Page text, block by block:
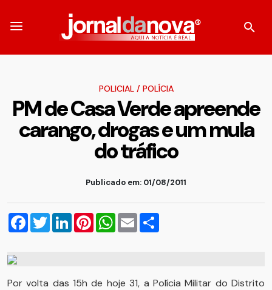
POLICIAL/ POLÍCIA
PM de Casa Verde apreende
carango, drogas e um mula
do tráfico
Publicado em: 01/08/2011
Facebook
TwitterLinkedInPinterestWhatsApp
Email
Por volta das 15h de hoje 31, a Polícia Militar do Distrito